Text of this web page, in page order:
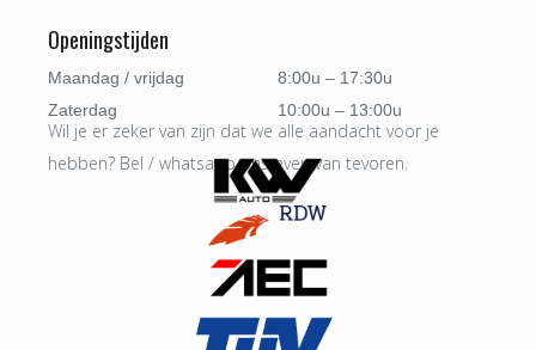
Openingstijden
Maandag / vrijdag
8:00u – 17:30u
Zaterdag
10:00u – 13:00u
Wil je er zeker van zijn dat we alle aandacht voor je
hebben? Bel / whatsapp ons even van tevoren.